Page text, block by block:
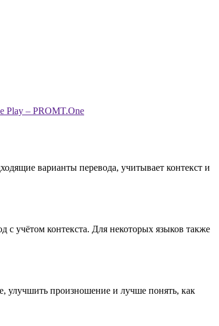
варианты перевода, учитывает контекст и
учётом контекста. Для некоторых языков также
улучшить произношение и лучше понять, как